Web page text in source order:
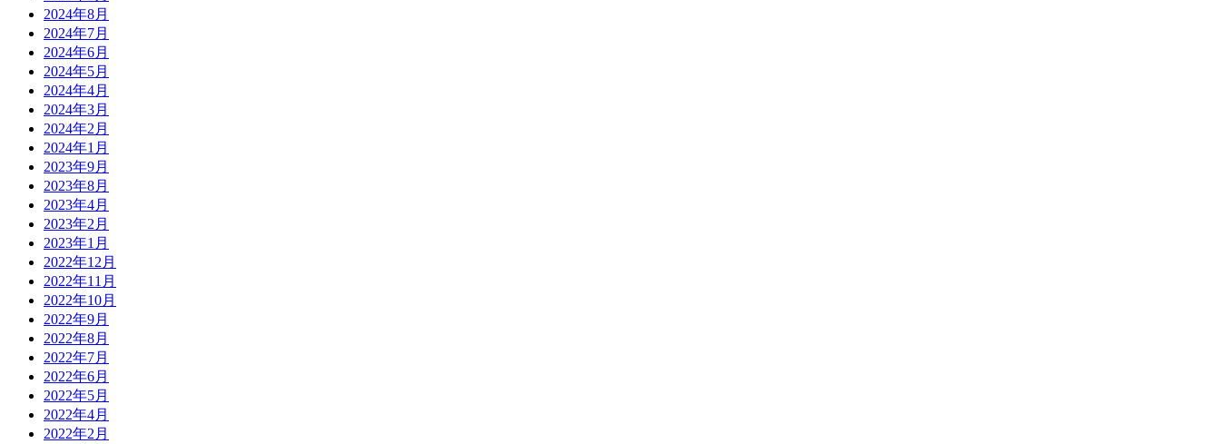
2024年8月
2024年7月
2024年6月
2024年5月
2024年4月
2024年3月
2024年2月
2024年1月
2023年9月
2023年8月
2023年4月
2023年2月
2023年1月
2022年12月
2022年11月
2022年10月
2022年9月
2022年8月
2022年7月
2022年6月
2022年5月
2022年4月
2022年2月